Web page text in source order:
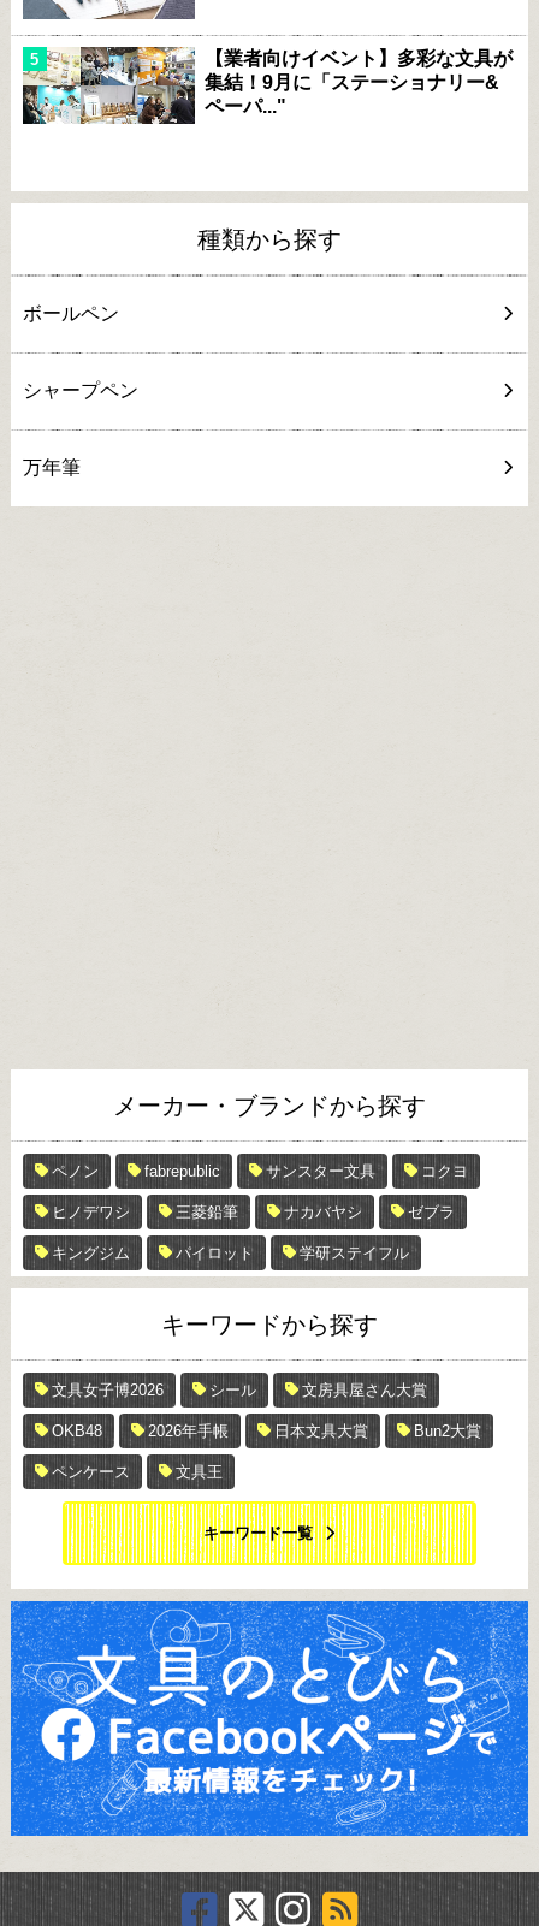
【業者向けイベント】多彩な文具が
集結！9月に「ステーショナリー&
ペーパ..."
種類から探す
ボールペン
シャープペン
万年筆
メーカー・ブランドから探す
ペノン fabrepublic サンスター文具 コクヨ
ヒノデワシ 三菱鉛筆 ナカバヤシ ゼブラ
キングジム パイロット 学研ステイフル
キーワードから探す
文具女子博2026 シール 文房具屋さん大賞
OKB48 2026年手帳 日本文具大賞 Bun2大賞
ペンケース 文具王
キーワード一覧